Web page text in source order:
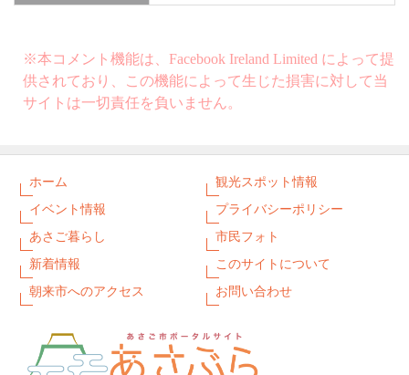
※本コメント機能は、Facebook Ireland Limited によって提
供されており、この機能によって生じた損害に対して当
サイトは一切責任を負いません。
ホーム
観光スポット情報
イベント情報
プライバシーポリシー
あさご暮らし
市民フォト
新着情報
このサイトについて
朝来市へのアクセス
お問い合わせ